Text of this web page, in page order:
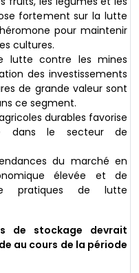
fortement sur la lutte
pour maintenir
cultures.
lutte contre les mines
des investissements
de grande valeur sont
ce segment.
durables favorise
dans le secteur de
du marché en
élevée et de
pratiques de lutte
de stockage devrait
au cours de la période